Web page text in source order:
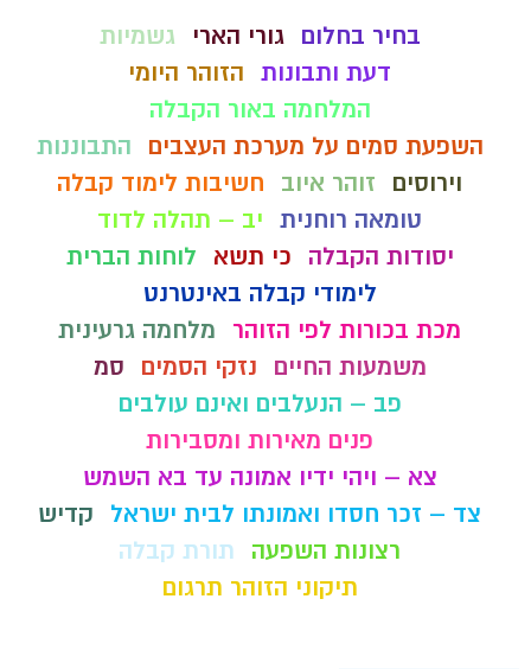
בחיר בחלום גורי הארי
גשמיות
דעת ותבונות הזוהר היומי
המלחמה באור הקבלה
השפעת סמים על מערכת העצבים
התבוננות
וירוסים
זוהר איוב
חשיבות לימוד קבלה
טומאה רוחנית יב – תהלה לדוד
יסודות הקבלה
כי תשא
לוחות הברית
לימודי קבלה באינטרנט
מכת בכורות לפי הזוהר
מלחמה גרעינית
משמעות החיים
נזקי הסמים
סמ
פב – הנעלבים ואינם עולבים
פנים מאירות ומסבירות
צא – ויהי ידיו אמונה עד בא השמש
צד – זכר חסדו ואמונתו לבית ישראל
קדיש
רצונות השפעה
תורת קבלה
תיקוני הזוהר תרגום